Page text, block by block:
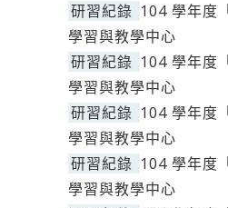
研習紀錄 104 學年度
學習與教學中心
研習紀錄 104 學年度
學習與教學中心
研習紀錄 104 學年度
學習與教學中心
研習紀錄 104 學年度
學習與教學中心